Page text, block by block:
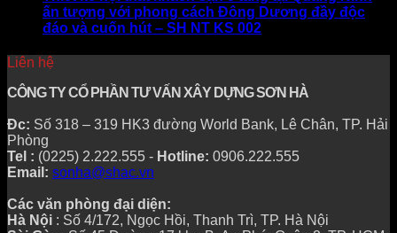
ấn tượng với phong cách Đông Dương đầy độc
đáo và cuốn hút – SH NT KS 002
Liên hệ
CÔNG TY CỔ PHẦN TƯ VẤN XÂY DỰNG SƠN HÀ
Đc: Số 318 – 319 HK3 đường World Bank, Lê Chân, TP. Hải
Phòng
Tel : (0225) 2.222.555 - Hotline: 0906.222.555
Email: sonha@shac.vn
Các văn phòng đại diện:
Hà Nội : Số 4/172, Ngọc Hồi, Thanh Trì, TP. Hà Nội